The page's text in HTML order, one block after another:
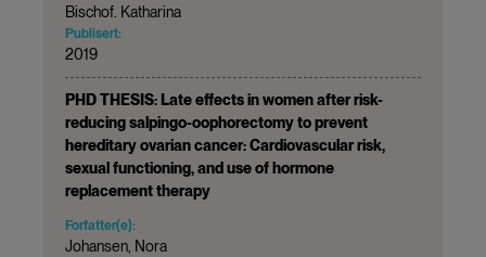
Bischof. Katharina
Publisert:
2019
PHD THESIS: Late effects in women after risk-
reducing salpingo-oophorectomy to prevent
hereditary ovarian cancer: Cardiovascular risk,
sexual functioning, and use of hormone
replacement therapy
Forfatter(e):
Johansen, Nora